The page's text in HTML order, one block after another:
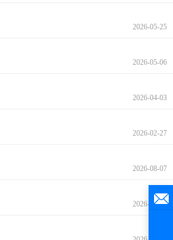
2026-05-25
2026-05-06
2026-04-03
2026-02-27
2026-08-07
2026-08-07